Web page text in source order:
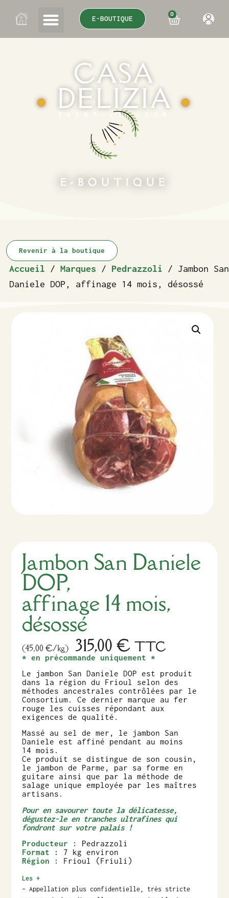
E-BOUTIQUE
0
CASA
● DELIZIA ●
SAINT-ÉMILION
E-BOUTIQUE
Revenir à la boutique
Accueil / Marques / Pedrazzoli / Jambon San
Daniele DOP, affinage 14 mois, désossé
Jambon San Daniele
DOP,
affinage 14 mois,
désossé
(45,00 €/kg) 315,00€ TTC
* en précommande uniquement *
Le jambon San Daniele DOP est produit
dans la région du Frioul selon des
méthodes ancestrales contrôlées par le
Consortium. Ce dernier marque au fer
rouge les cuisses répondant aux
exigences de qualité.
Massé au sel de mer, le jambon San
Daniele est affiné pendant au moins
14 mois.
Ce produit se distingue de son cousin,
le jambon de Parme, par sa forme en
guitare ainsi que par la méthode de
salage unique employée par les maîtres
artisans.
Pour en savourer toute la délicatesse,
dégustez-le en tranches ultrafines qui
fondront sur votre palais !
Producteur :
Pedrazzoli
Format : 7 kg environ
Région :
Frioul (Friuli)
Les +
– Appellation plus confidentielle, très stricte